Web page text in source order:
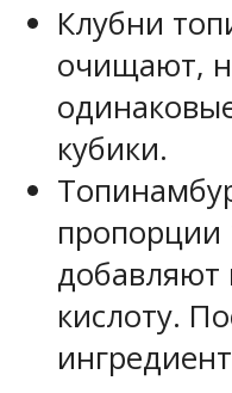
Клубни
очищают,
кубики.
пропорции
кислоту.